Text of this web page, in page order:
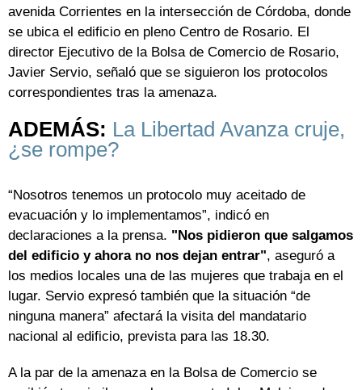
avenida Corrientes en la intersección de Córdoba, donde
se ubica el edificio en pleno Centro de Rosario. El
director Ejecutivo de la Bolsa de Comercio de Rosario,
Javier Servio, señaló que se siguieron los protocolos
correspondientes tras la amenaza.
ADEMÁS: La Libertad Avanza cruje,
¿se rompe?
“Nosotros tenemos un protocolo muy aceitado de
evacuación y lo implementamos”, indicó en
declaraciones a la prensa. "Nos pidieron que salgamos
del edificio y ahora no nos dejan entrar", aseguró a
los medios locales una de las mujeres que trabaja en el
lugar. Servio expresó también que la situación “de
ninguna manera” afectará la visita del mandatario
nacional al edificio, prevista para las 18.30.
A la par de la amenaza en la Bolsa de Comercio se